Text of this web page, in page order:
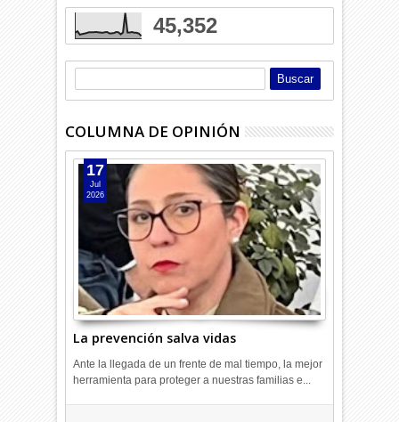
45,352
COLUMNA DE OPINIÓN
La prevención salva vidas
17
Jul
2026
Ante la llegada de un frente de mal tiempo, la mejor
herramienta para proteger a nuestras familias e...